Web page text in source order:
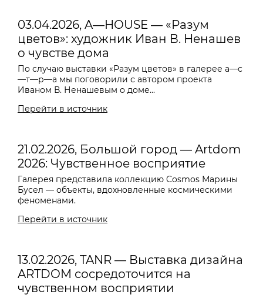
03.04.2026, A—HOUSE — «Разум
цветов»: художник Иван В. Ненашев
о чувстве дома
По случаю выставки «Разум цветов» в галерее a—с
—т—р—a мы поговорили с автором проекта
Иваном В. Ненашевым о доме...
Перейти в источник
21.02.2026, Большой город — Artdom
2026: Чувственное восприятие
Галерея представила коллекцию Cosmos Марины
Бусел — объекты, вдохновленные космическими
феноменами.
Перейти в источник
13.02.2026, TANR — Выставка дизайна
ARTDOM сосредоточится на
чувственном восприятии